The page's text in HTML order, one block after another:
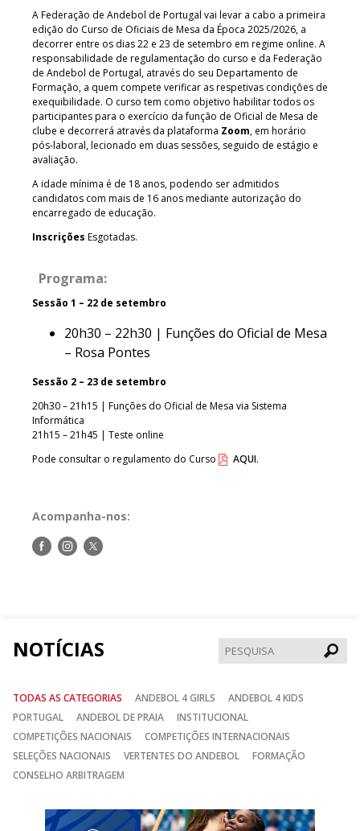
A Federação de Andebol de Portugal vai levar a cabo a primeira
edição do Curso de Oficiais de Mesa da Época 2025/2026, a
decorrer entre os dias 22 e 23 de setembro em regime online. A
responsabilidade de regulamentação do curso e da Federação
de Andebol de Portugal, através do seu Departamento de
Formação, a quem compete verificar as respetivas condições de
exequibilidade. O curso tem como objetivo habilitar todos os
participantes para o exercício da função de Oficial de Mesa de
clube e decorrerá através da plataforma Zoom, em horário
pós-laboral, lecionado em duas sessões, seguido de estágio e
avaliação.
A idade mínima é de 18 anos, podendo ser admitidos
candidatos com mais de 16 anos mediante autorização do
encarregado de educação.
Inscrições Esgotadas.
Programa:
Sessão 1 – 22 de setembro
20h30 – 22h30 | Funções do Oficial de Mesa
– Rosa Pontes
Sessão 2 – 23 de setembro
20h30 – 21h15 | Funções do Oficial de Mesa via Sistema
Informática
21h15 – 21h45 | Teste online
Pode consultar o regulamento do Curso
AQUI.
Acompanha-nos:
Siga-Siga-Siga-
NOTÍCIAS
TODAS AS CATEGORIAS ANDEBOL 4 GIRLS
ANDEBOL 4 KIDS
PORTUGAL
ANDEBOL DE PRAIA
INSTITUCIONAL
COMPETIÇÕES NACIONAIS
COMPETIÇÕES INTERNACIONAIS
SELEÇÕES NACIONAIS
VERTENTES DO ANDEBOL
FORMAÇÃO
CONSELHO ARBITRAGEM
Anterior